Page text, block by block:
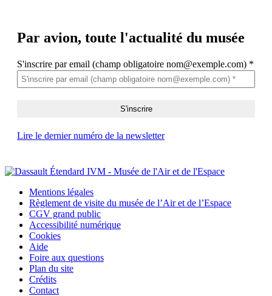
Par avion, toute l'actualité du musée
S'inscrire par email (champ obligatoire nom@exemple.com) *
Lire le dernier numéro de la newsletter
Mentions légales
Règlement de visite du musée de l’Air et de l’Espace
CGV grand public
Accessibilité numérique
Cookies
Aide
Foire aux questions
Plan du site
Crédits
Contact